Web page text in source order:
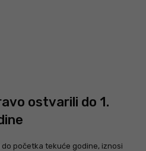
ostvarili do 1.
početka tekuće godine, iznosi